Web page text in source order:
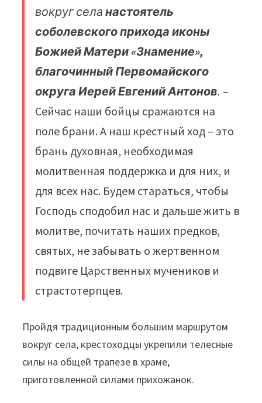
вокруг селанастоятель
соболевского прихода иконы
Божией Матери «Знамение»,
благочинный Первомайского
округа Иерей Евгений Антонов. –
Сейчас наши бойцы сражаются на
поле брани. А наш крестный ход – это
брань духовная, необходимая
молитвенная поддержка и для них, и
для всех нас. Будем стараться, чтобы
Господь сподобил нас и дальше жить в
молитве, почитать наших предков,
святых, не забывать о жертвенном
подвиге Царственных мучеников и
страстотерпцев.
Пройдя традиционным большим маршрутом
вокруг села, крестоходцы укрепили телесные
силы на общей трапезе в храме,
приготовленной силами прихожанок.